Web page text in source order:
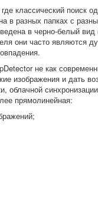
классический поиск
в разных папках с
в черно-белый
они часто являются
не как
изображения и дать
облачной
прямолинейная: